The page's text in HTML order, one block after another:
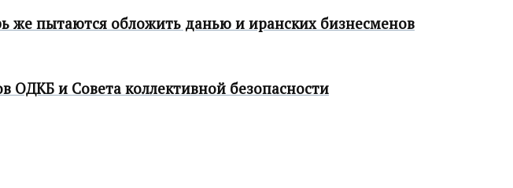
же пытаются обложить данью и иранских бизнесменов
ОДКБ и Совета коллективной безопасности